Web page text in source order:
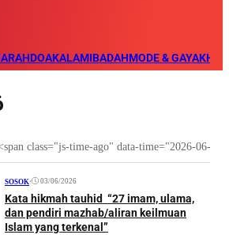
DOAKALAMIBADAHMODE & GAYA
class="js-time-ago" data-time="2026-06-
SOSOK• 03/06/2026
Kata hikmah tauhid “27 imam, ulama,
dan pendiri mazhab/aliran keilmuan
Islam yang terkenal”